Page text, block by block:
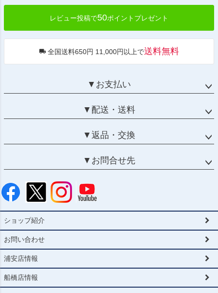
レビュー投稿で50ポイントプレゼント
全国送料650円 11,000円以上で送料無料
▼お支払い
▼配送・送料
▼返品・交換
▼お問合せ先
ショップ紹介
お問い合わせ
浦安店情報
船橋店情報